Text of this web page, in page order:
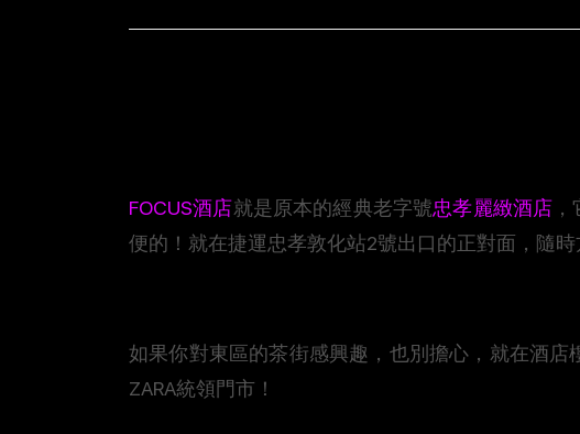
FOCUS酒店就是原本的經典老字號忠孝麗緻酒店
便的！就在捷運忠孝敦化站2號出口的正對面，隨時
如果你對東區的茶街感興趣，也別擔心，就在酒
ZARA統領門市！